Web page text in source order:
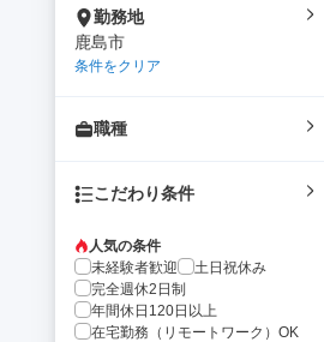
勤務地
鹿島市
条件をクリア
職種
こだわり条件
人気の条件
未経験者歓迎
土日祝休み
完全週休2日制
年間休日120日以上
在宅勤務（リモートワーク）OK